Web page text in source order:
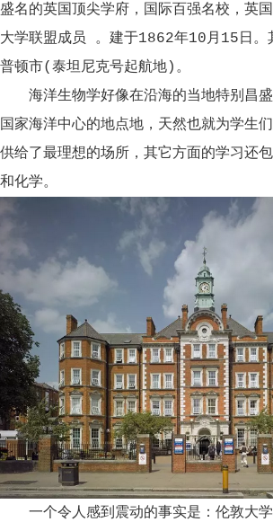
盛名的英国顶尖学府，国际百强名校，英
大学联盟成员 。建于1862年10月15日。
普顿市(泰坦尼克号起航地)。
海洋生物学好像在沿海的当地特别昌盛
国家海洋中心的地点地，天然也就为学生
供给了最理想的场所，其它方面的学习还
和化学。
一个令人感到震动的事实是：伦敦大学